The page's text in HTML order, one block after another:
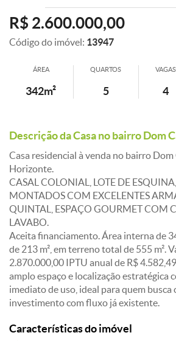
R$ 2.600.000,00
Código do imóvel: 13947
ÁREA
342m²
QUARTOS
5
VAGAS
4
Descrição da Casa no bairro Dom
Casa residencial à venda no bairro Dom
Horizonte.
CASAL COLONIAL, LOTE DE
MONTADOS COM EXCELENTES
QUINTAL, ESPAÇO GOURMET COM
LAVABO.
Aceita financiamento. Área interna de
de 213 m², em terreno total de 555 m².
2.870.000,00 IPTU anual de R$
amplo espaço e localização estratégica
imediato de uso, ideal para quem busca
investimento com fluxo já existente.
Características do imóvel